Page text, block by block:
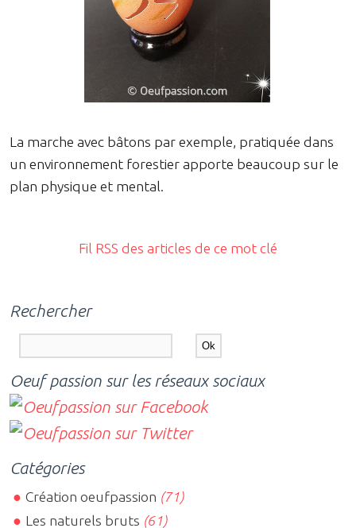
La marche avec bâtons par exemple, pratiquée dans
un environnement forestier apporte beaucoup sur le
plan physique et mental.
Fil RSS des articles de ce mot clé
Rechercher
Oeuf passion sur les réseaux sociaux
Catégories
Création oeufpassion (71)
Les naturels bruts (61)